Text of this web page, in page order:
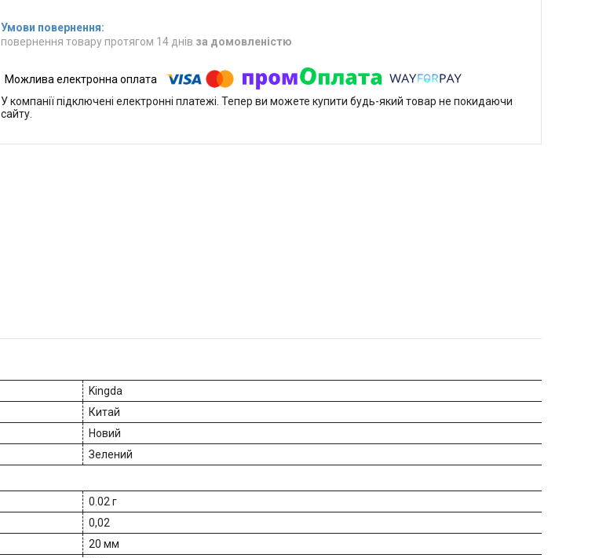
повернення товару протягом 14 днів за домовленістю
У компанії підключені електронні платежі. Тепер ви можете купити будь-який товар не покидаючи
сайту.
Kingda
Китай
Новий
Зелений
0.02 г
0,02
20 мм